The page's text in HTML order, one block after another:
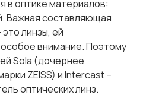
в оптике материалов:
Важная составляющая
линзы, ей
внимание. Поэтому
Sola (дочернее
ZEISS) и Intercast –
оптических линз.